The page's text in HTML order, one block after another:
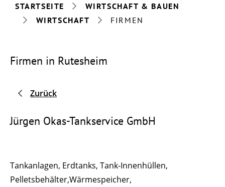
STARTSEITE
WIRTSCHAFT & BAUEN
WIRTSCHAFT
FIRMEN
Firmen in Rutesheim
Zurück
Jürgen Okas-Tankservice GmbH
Tankanlagen, Erdtanks, Tank-Innenhüllen,
Pelletsbehälter,Wärmespeicher,